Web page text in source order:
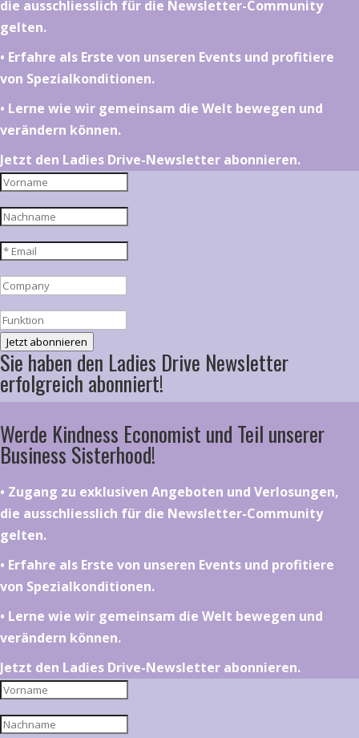
die ausschliesslich für die Newsletter-Community
gelten.
•⁠ ⁠⁠Erfahre als Erste von unseren Events und profitiere
von Spezialkonditionen.
•⁠ ⁠⁠Lerne wie wir gemeinsam die Welt bewegen und
verändern können.
Jetzt den Ladies Drive-Newsletter abonnieren.
Jetzt abonnieren
Sie haben den Ladies Drive Newsletter
erfolgreich abonniert!
Werde Kindness Economist und Teil unserer
Business Sisterhood!
•⁠ ⁠⁠Zugang zu exklusiven Angeboten und Verlosungen,
die ausschliesslich für die Newsletter-Community
gelten.
•⁠ ⁠⁠Erfahre als Erste von unseren Events und profitiere
von Spezialkonditionen.
•⁠ ⁠⁠Lerne wie wir gemeinsam die Welt bewegen und
verändern können.
Jetzt den Ladies Drive-Newsletter abonnieren.